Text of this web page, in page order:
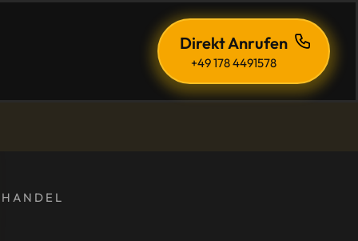
Direkt Anrufen
+49 178 4491578